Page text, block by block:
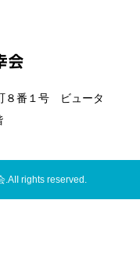
８番１号 ビュータ
.AII rights reserved.